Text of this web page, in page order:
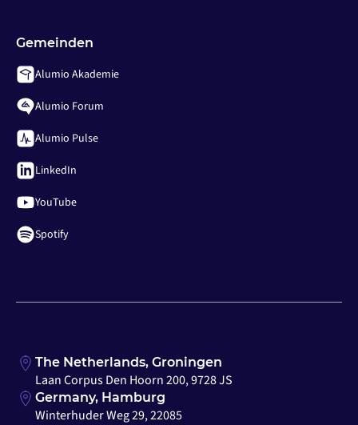
Gemeinden
Alumio Akademie
Alumio Forum
Alumio Pulse
LinkedIn
YouTube
Spotify
The Netherlands, Groningen
Laan Corpus Den Hoorn 200, 9728 JS
Germany, Hamburg
Winterhuder Weg 29, 22085